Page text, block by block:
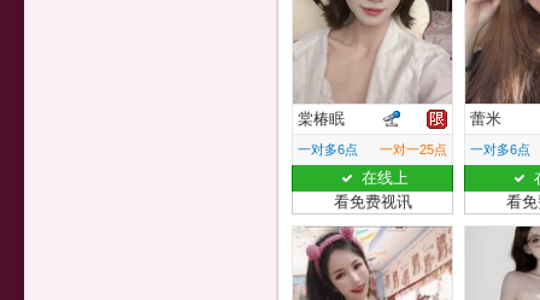
棠椿眠
一对多6点 一对一25点
在线上
看免费视讯
蕾米
一对多6点
看